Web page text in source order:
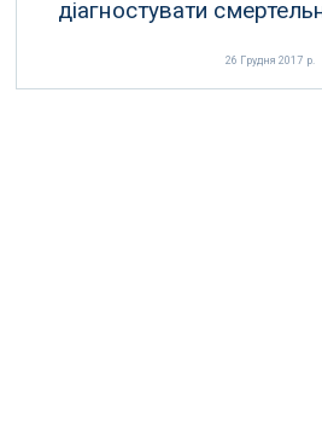
діагностувати
26 Грудня 2017 р.